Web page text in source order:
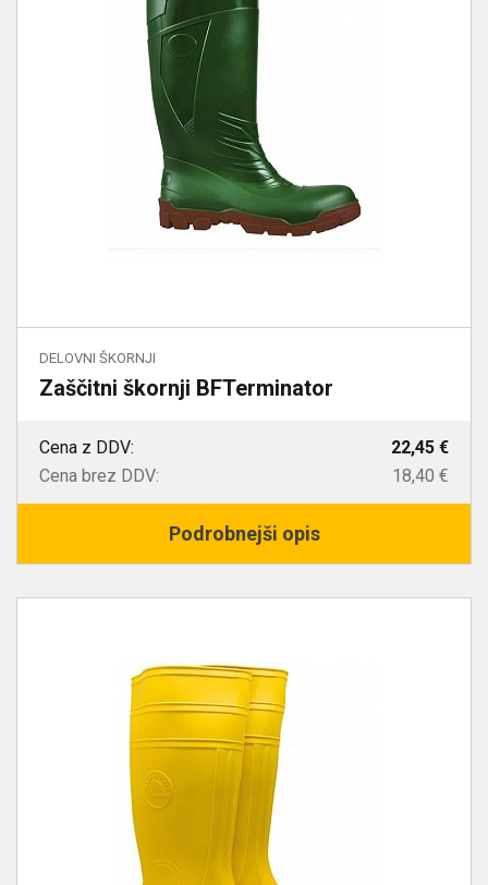
DELOVNI ŠKORNJI
Zaščitni škornji BFTerminator
Cena z DDV:
22,45 €
Cena brez DDV:
18,40 €
Podrobnejši opis